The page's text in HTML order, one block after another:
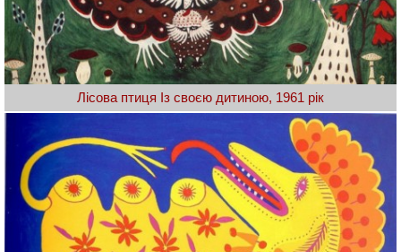
Лісова птиця Із своєю дитиною, 1961 рік